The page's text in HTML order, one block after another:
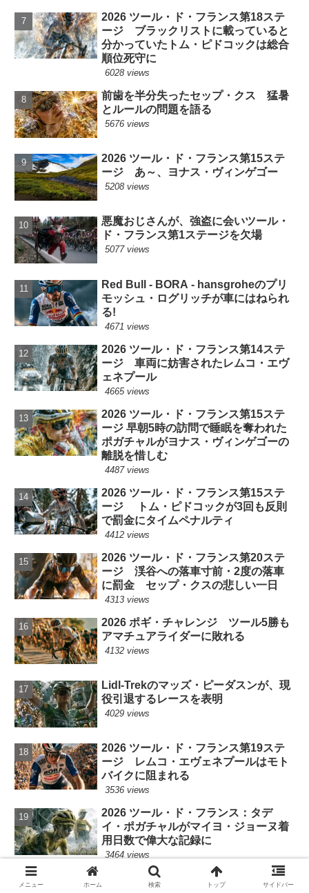
2026 ツール・ド・フランス第18ステ
ージ ブラックリストに載っていると
分かっていたトム・ピドコックは総合
順位死守に
6028 views
前歯を半分失ったセップ・クス 猛暑
とルールの問題を語る
5676 views
2026 ツール・ド・フランス第15ステ
ージ あ～、ヨナス・ヴィンゲゴー
5208 views
悪魔おじさんが、強盗に会いツール・
ド・フランス第1ステージを欠場
5077 views
Red Bull - BORA - hansgroheのプリ
モッシュ・ログリッチが車にはねられ
る!
4671 views
2026 ツール・ド・フランス第14ステ
ージ 車両に妨害されたレムコ・エヴ
ェネプール
4665 views
2026 ツール・ド・フランス第15ステ
ージ 早朝5時の訪問で睡眠を奪われた
ポガチャルがヨナス・ヴィンゲゴーの
離脱を惜しむ
4487 views
2026 ツール・ド・フランス第15ステ
ージ トム・ピドコックが3回も反則
で罰金にタイムペナルティ
4412 views
2026 ツール・ド・フランス第20ステ
ージ 渓谷への落車寸前・2度の落車
に罰金 セップ・クスの悲しい一日
4313 views
2026 ポギ・チャレンジ ツール5勝も
アマチュアライダーに敗れる
4132 views
Lidl-Trekのマッズ・ピーダスンが、現
役引退するレースを表明
4029 views
2026 ツール・ド・フランス第19ステ
ージ レムコ・エヴェネプールはモト
バイクに阻まれる
3536 views
2026 ツール・ド・フランス：タデ
イ・ポガチャルがマイヨ・ジョーヌ着
用日数で偉大な記録に
3464 views
2026 ツール・ド・フランス第20ステ
メニュー ホーム 検索 トップ サイドバー